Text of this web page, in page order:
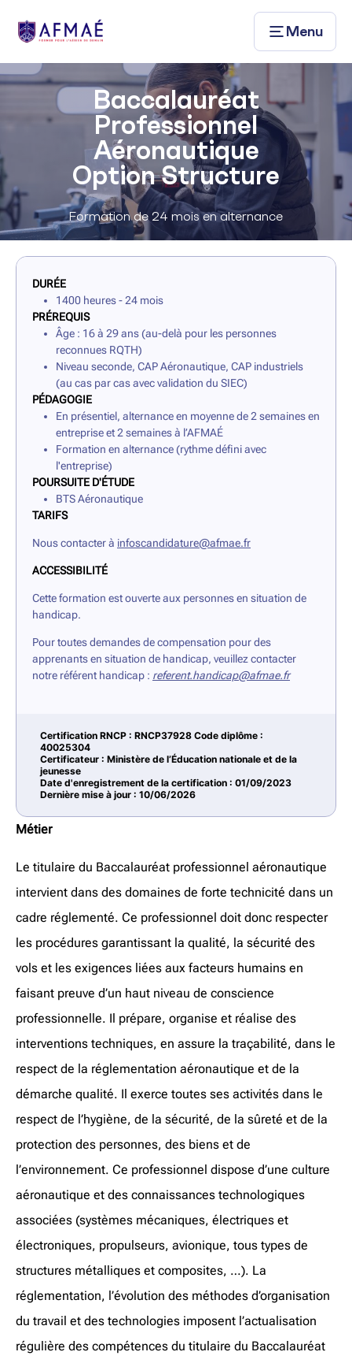
Menu
Baccalauréat
Professionnel
Aéronautique
Option Structure
Formation de 24 mois en alternance
DURÉE
1400 heures - 24 mois
PRÉREQUIS
Âge : 16 à 29 ans (au-delà pour les personnes
reconnues RQTH)
Niveau seconde, CAP Aéronautique, CAP industriels
(au cas par cas avec validation du SIEC)
PÉDAGOGIE
En présentiel, alternance en moyenne de 2 semaines en
entreprise et 2 semaines à l’AFMAÉ
Formation en alternance (rythme défini avec
l'entreprise)
POURSUITE D'ÉTUDE
BTS Aéronautique
TARIFS
Nous contacter à infoscandidature@afmae.fr
ACCESSIBILITÉ
Cette formation est ouverte aux personnes en situation de
handicap.
Pour toutes demandes de compensation pour des
apprenants en situation de handicap, veuillez contacter
notre référent handicap : referent.handicap@afmae.fr
Certification RNCP : RNCP37928 Code diplôme :
40025304
Certificateur : Ministère de l’Éducation nationale et de la
jeunesse
Date d'enregistrement de la certification : 01/09/2023
Dernière mise à jour : 10/06/2026
Métier
Le titulaire du Baccalauréat professionnel aéronautique
intervient dans des domaines de forte technicité dans un
cadre réglementé. Ce professionnel doit donc respecter
les procédures garantissant la qualité, la sécurité des
vols et les exigences liées aux facteurs humains en
faisant preuve d’un haut niveau de conscience
professionnelle. Il prépare, organise et réalise des
interventions techniques, en assure la traçabilité, dans le
respect de la réglementation aéronautique et de la
démarche qualité. Il exerce toutes ses activités dans le
respect de l’hygiène, de la sécurité, de la sûreté et de la
protection des personnes, des biens et de
l’environnement. Ce professionnel dispose d’une culture
aéronautique et des connaissances technologiques
associées (systèmes mécaniques, électriques et
électroniques, propulseurs, avionique, tous types de
structures métalliques et composites, …). La
réglementation, l’évolution des méthodes d’organisation
du travail et des technologies imposent l’actualisation
régulière des compétences du titulaire du Baccalauréat